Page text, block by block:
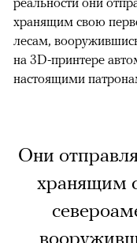
хранящим свою
лесам,
на 3D-принтере
настоящими
Они
хранящим